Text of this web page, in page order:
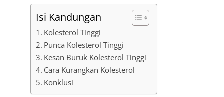
Isi Kandungan
Kolesterol Tinggi
Punca Kolesterol Tinggi
Kesan Buruk Kolesterol Tinggi
Cara Kurangkan Kolesterol
Konklusi